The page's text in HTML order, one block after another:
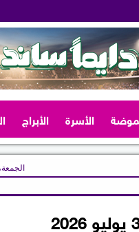
الأسرة الأبراج
الجمعة، 3 يوليو